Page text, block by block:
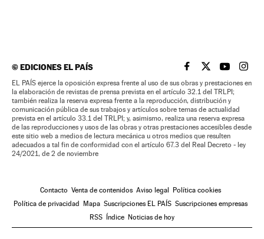
©EDICIONES EL PAÍS EL PAÍS BRASIL EN
EL PAÍSEL PAÍS
EL
EL PAÍS ejerce la oposición expresa frente al uso de sus obras y prestaciones en
la elaboración de revistas de prensa prevista en el artículo 32.1 del TRLPI;
también realiza la reserva expresa frente a la reproducción, distribución y
comunicación pública de sus trabajos y artículos sobre temas de actualidad
prevista en el artículo 33.1 del TRLPI; y, asimismo, realiza una reserva expresa
de las reproducciones y usos de las obras y otras prestaciones accesibles desde
este sitio web a medios de lectura mecánica u otros medios que resulten
adecuados a tal fin de conformidad con el artículo 67.3 del Real Decreto - ley
24/2021, de 2 de noviembre
Contacto Venta de contenidos Aviso legal
Política cookies
Política de privacidad
Mapa Suscripciones EL PAÍS Suscripciones empresas
RSS
Índice Noticias de hoy